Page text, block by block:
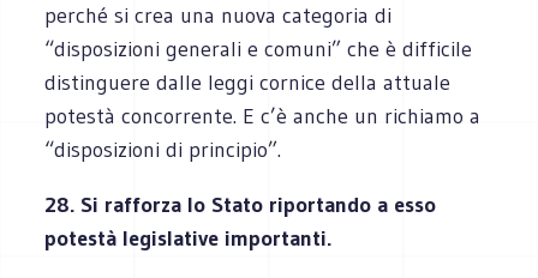
perché si crea una nuova categoria di
“disposizioni generali e comuni” che è difficile
distinguere dalle leggi cornice della attuale
potestà concorrente. E c’è anche un richiamo a
“disposizioni di principio”.
28. Si rafforza lo Stato riportando a esso
potestà legislative importanti.